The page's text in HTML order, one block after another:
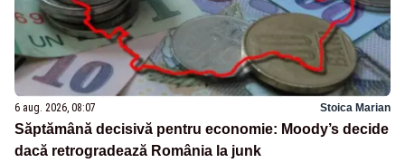
6 aug. 2026, 08:07 Stoica Marian
Săptămână decisivă pentru economie: Moody’s decide
dacă retrogradează România la junk